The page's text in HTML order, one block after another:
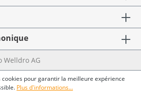
Welldro AG
cookies pour garantir la meilleure expérience
Plus d'informations...